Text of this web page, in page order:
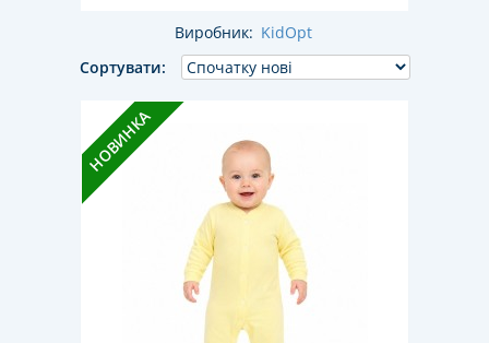
Виробник: KidOpt
Сортувати:
НОВИНКА